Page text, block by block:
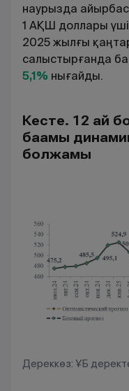
наурызда
1 АҚШ доллары
2025 жылғы
салыстырғанда
5,1% нығайды.
Кесте. 12 ай
бағамы
болжамы
Дереккөз: ҰБ